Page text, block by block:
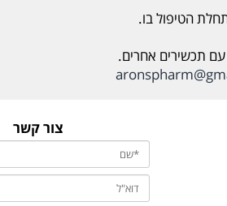
הטיפול בו.
עם תכשירים אחרים.
צור קשר